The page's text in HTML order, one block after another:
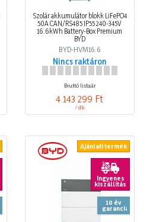
Szolár akkumulátor blokk LiFePO4
50A CAN/RS485 IP55 240-345V
16.6kWh Battery-Box Premium
BYD
BYD-HVM16.6
Nincs raktáron
Bruttó listaár
4 143 299 Ft
/ db
Ajánlati termék
Ingyenes
kiszállítás
10 év
garancia